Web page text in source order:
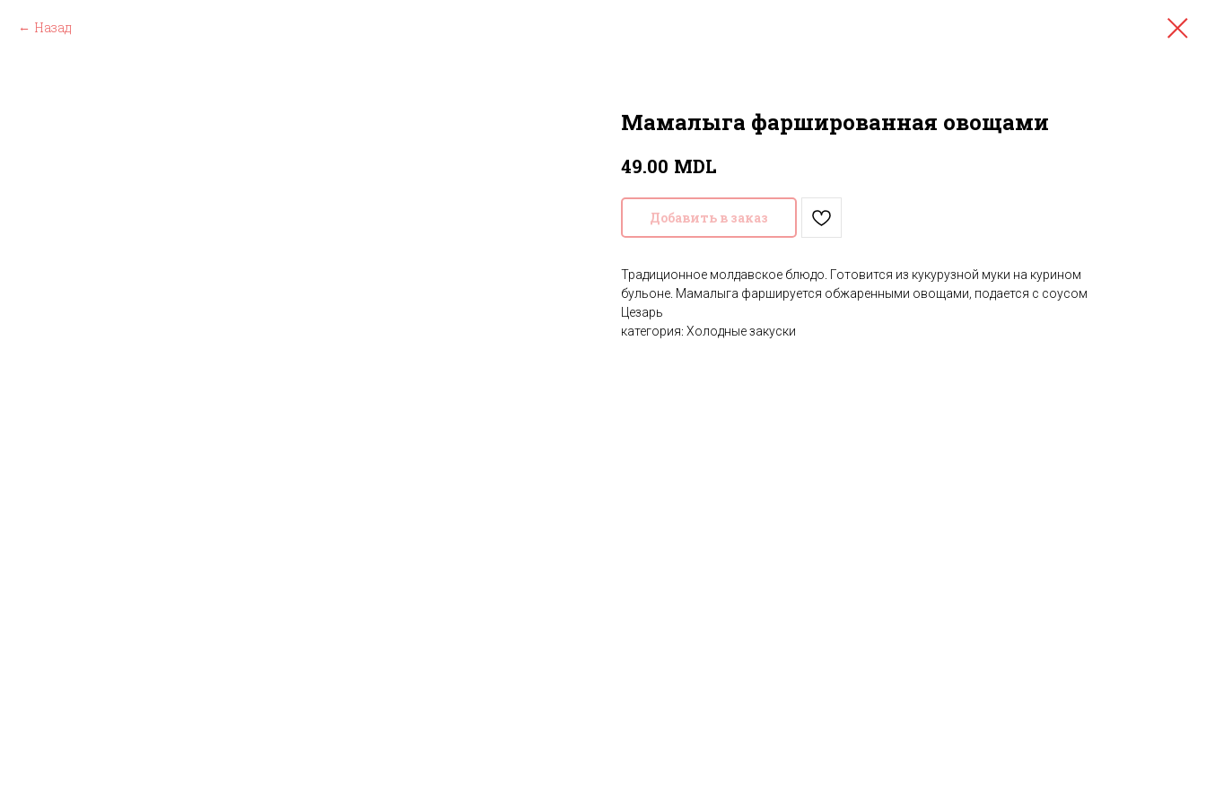
Назад
Мамалыга фаршированная овощами
49.00 MDL
Добавить в заказ
Традиционное молдавское блюдо. Готовится из кукурузной муки на курином
бульоне. Мамалыга фаршируется обжаренными овощами, подается с соусом
Цезарь
категория: Холодные закуски